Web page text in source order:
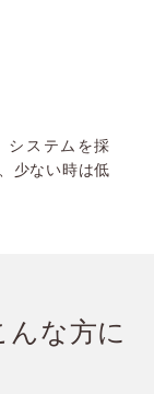
システムを採
少ない時は低
な方に